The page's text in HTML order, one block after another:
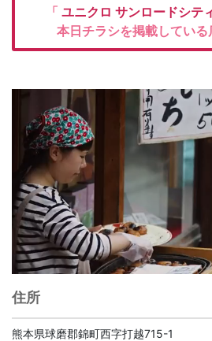
「 ユニクロ サンロードシテ
本日チラシを掲載している
住所
熊本県球磨郡錦町西字打越715-1